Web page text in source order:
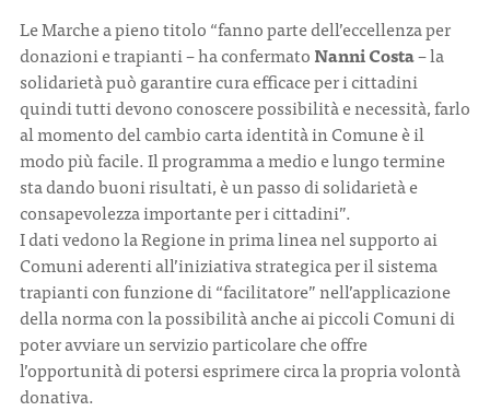
Le Marche a pieno titolo “fanno parte dell’eccellenza per
donazioni e trapianti – ha confermatoNanni Costa– la
solidarietà può garantire cura efficace per i cittadini
quindi tutti devono conoscere possibilità e necessità, farlo
al momento del cambio carta identità in Comune è il
modo più facile. Il programma a medio e lungo termine
sta dando buoni risultati, è un passo di solidarietà e
consapevolezza importante per i cittadini”.
I dati vedono la Regione in prima linea nel supporto ai
Comuni aderenti all’iniziativa strategica per il sistema
trapianti con funzione di “facilitatore” nell’applicazione
della norma con la possibilità anche ai piccoli Comuni di
poter avviare un servizio particolare che offre
l’opportunità di potersi esprimere circa la propria volontà
donativa.